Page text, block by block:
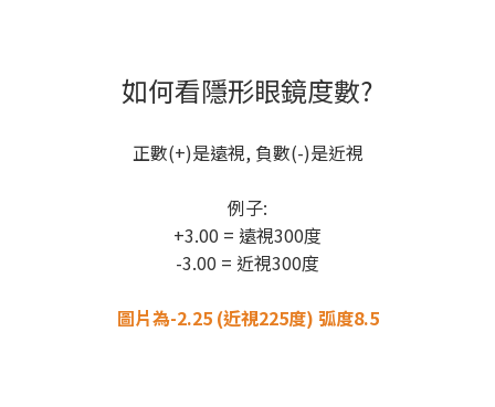
如何看隱形眼鏡度數?
正數(+)是遠視, 負數(-)是近視
例子:
+3.00 = 遠視300度
-3.00 = 近視300度
圖片為-2.25 (近視225度) 弧度8.5